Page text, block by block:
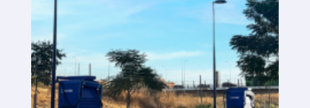
Buscamos ubicaciones
¿Qué buscamos?
¿Qué ofrecemos?
Proponer ubicación